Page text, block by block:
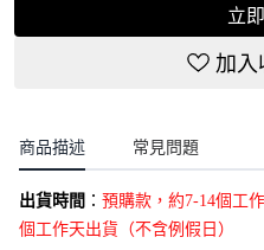
立
加
商品描述 常見問題
出貨時間 ： 預購款 ，約7-14個工
個工作天出貨（不含例假日）